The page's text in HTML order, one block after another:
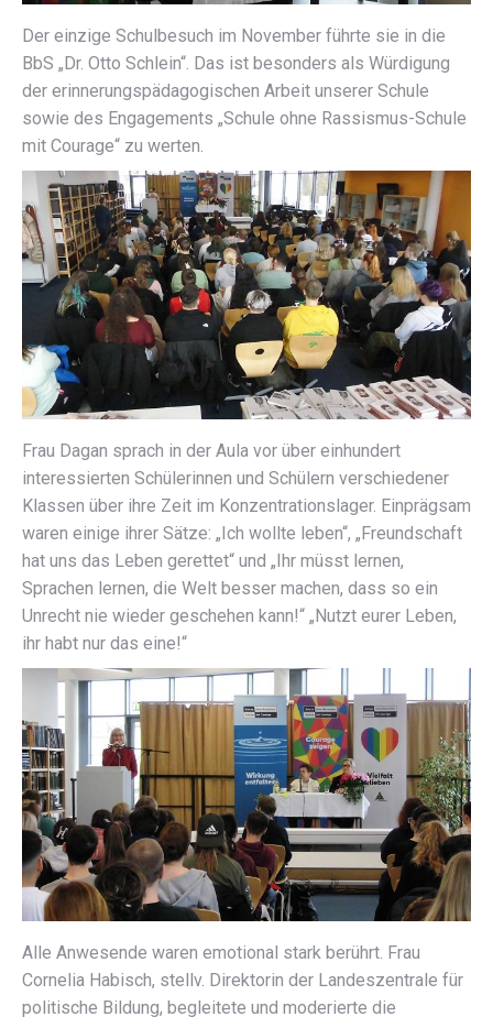
Der einzige Schulbesuch im November führte sie in die
BbS „Dr. Otto Schlein“. Das ist besonders als Würdigung
der erinnerungspädagogischen Arbeit unserer Schule
sowie des Engagements „Schule ohne Rassismus-Schule
mit Courage“ zu werten.
Frau Dagan sprach in der Aula vor über einhundert
interessierten Schülerinnen und Schülern verschiedener
Klassen über ihre Zeit im Konzentrationslager. Einprägsam
waren einige ihrer Sätze: „Ich wollte leben“, „Freundschaft
hat uns das Leben gerettet“ und „Ihr müsst lernen,
Sprachen lernen, die Welt besser machen, dass so ein
Unrecht nie wieder geschehen kann!“ „Nutzt eurer Leben,
ihr habt nur das eine!“
Alle Anwesende waren emotional stark berührt. Frau
Cornelia Habisch, stellv. Direktorin der Landeszentrale für
politische Bildung, begleitete und moderierte die